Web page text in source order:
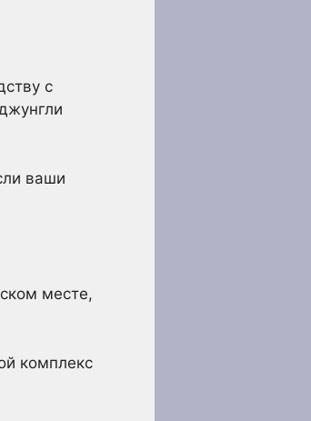
с
ваши
месте,
комплекс